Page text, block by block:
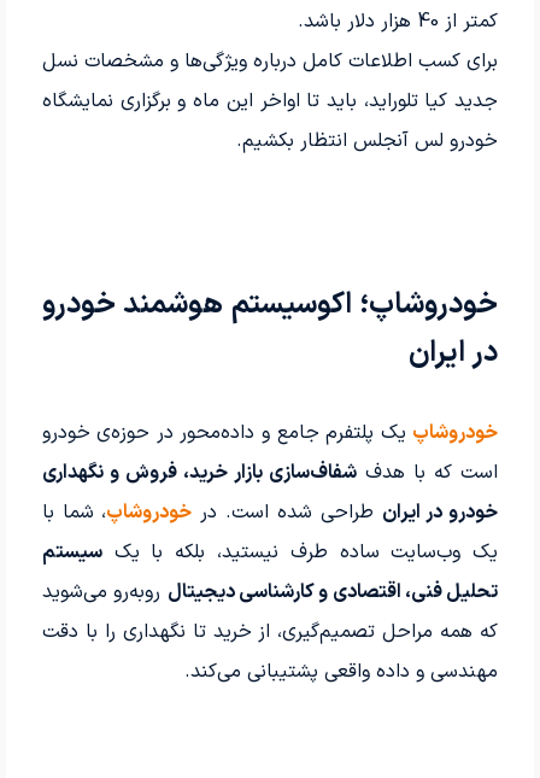
کمتر از 40 هزار دلار باشد.
برای کسب اطلاعات کامل درباره ویژگی‌ها و مشخصات نسل
جدید کیا تلوراید، باید تا اواخر این ماه و برگزاری نمایشگاه
خودرو لس آنجلس انتظار بکشیم.
خودروشاپ؛ اکوسیستم هوشمند خودرو
در ایران
خودروشاپ یک پلتفرم جامع و داده‌محور در حوزه‌ی خودرو
است که با هدف شفاف‌سازی بازار خرید، فروش و نگهداری
خودرو در ایران طراحی شده است. در خودروشاپ، شما با
یک وب‌سایت ساده طرف نیستید، بلکه با یکسیستم
تحلیل فنی، اقتصادی و کارشناسی دیجیتال روبه‌رو می‌شوید
که همه مراحل تصمیم‌گیری، از خرید تا نگهداری را با دقت
مهندسی و داده واقعی پشتیبانی می‌کند.